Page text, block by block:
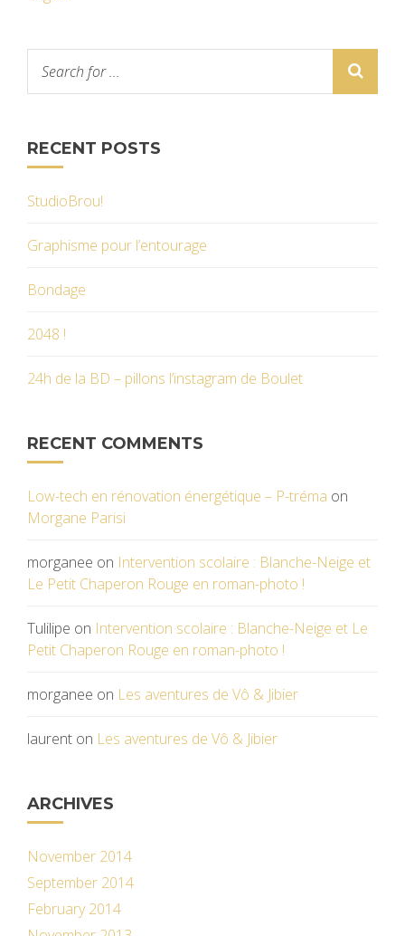
RECENT POSTS
StudioBrou!
Graphisme pour l’entourage
Bondage
2048 !
24h de la BD – pillons l’instagram de Boulet
RECENT COMMENTS
Low-tech en rénovation énergétique – P-tréma on
Morgane Parisi
morganee on Intervention scolaire : Blanche-Neige et
Le Petit Chaperon Rouge en roman-photo !
Tulilipe on Intervention scolaire : Blanche-Neige et Le
Petit Chaperon Rouge en roman-photo !
morganee on Les aventures de Vô & Jibier
laurent on Les aventures de Vô & Jibier
ARCHIVES
November 2014
September 2014
February 2014